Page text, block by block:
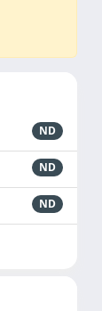
ND
ND
ND